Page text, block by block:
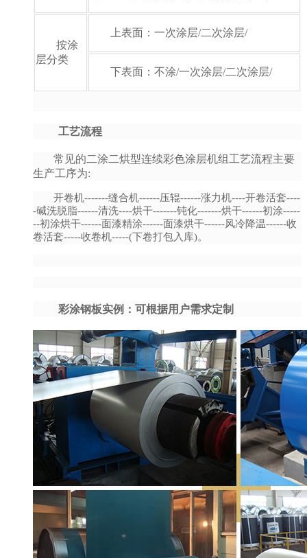
按涂
层分类
上表面：一次涂层/二次涂层/
下表面：不涂/一次涂层/二次涂层/
工艺流程
常见的二涂二烘型连续彩色涂层机组工艺流程主要
生产工序为:
开卷机-------缝合机------压辊------涨力机----开卷活套----
-碱洗脱脂------清洗----烘干-------钝化-------烘干------初涂-----
--初涂烘干------面漆精涂------面漆烘干------风冷降温------收
卷活套-----收卷机-----(下卷打包入库)。
彩涂钢板实例：可根据用户需求定制